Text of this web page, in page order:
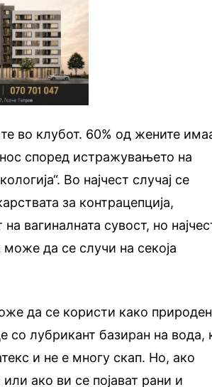
во клубот. 60% од жените
според истражувањето на
Во најчест случај се
за контрацепција,
вагиналната сувост, но
да се случи на секоја
да се користи како природен
со лубрикант базиран на вода,
и не е многу скап. Но, ако
ако ви се појават рани и